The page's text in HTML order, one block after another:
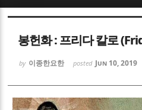
봉헌화 : 프리다 칼로
by 이종한요한 posted Jun 10, 2019
Sketchbook5,
Sketchbook5,